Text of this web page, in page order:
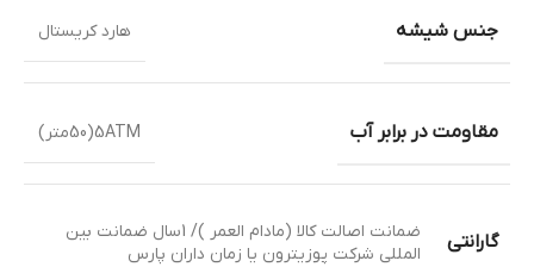
جنس شیشه هارد کریستال
مقاومت در برابر آب 5ATM(50متر)
گارانتی
ضمانت اصالت کالا (مادام العمر )/ 1سال ضمانت بین
المللی شرکت پوزیترون یا زمان داران پارس